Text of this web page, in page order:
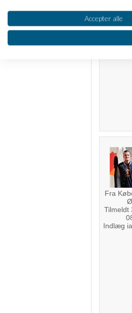
Fra
Ø
Tilmeldt
Indlæg
Oprette profiler til tilpasset
Bruge profiler til at vælge
Forstå målgrupper gennem
Udvikle og forbedre tjenester
Bruge begrænsede oplysninger til
Bruge præcise geografiske
Identificere enheder baseret på
Accepter alle